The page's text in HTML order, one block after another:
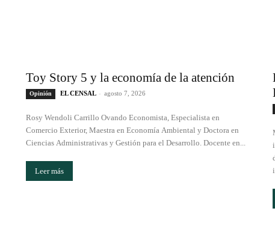
Toy Story 5 y la economía de la atención
Opinión EL CENSAL - agosto 7, 2026
Rosy Wendoli Carrillo Ovando Economista, Especialista en
Comercio Exterior, Maestra en Economía Ambiental y Doctora en
Ciencias Administrativas y Gestión para el Desarrollo. Docente en...
Leer más